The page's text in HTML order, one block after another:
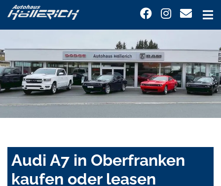
Audi A7 in Oberfranken
kaufen oder leasen